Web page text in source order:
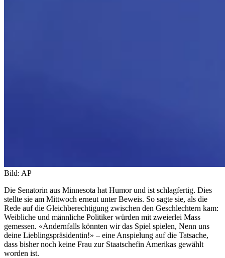
Bild: AP
Die Senatorin aus Minnesota hat Humor und ist schlagfertig. Dies
stellte sie am Mittwoch erneut unter Beweis. So sagte sie, als die
Rede auf die Gleichberechtigung zwischen den Geschlechtern kam:
Weibliche und männliche Politiker würden mit zweierlei Mass
gemessen. «Andernfalls könnten wir das Spiel spielen, Nenn uns
deine Lieblingspräsidentin!» – eine Anspielung auf die Tatsache,
dass bisher noch keine Frau zur Staatschefin Amerikas gewählt
worden ist.